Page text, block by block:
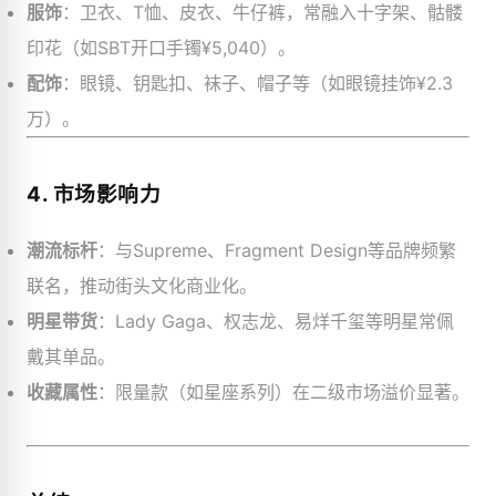
服饰：卫衣、T恤、皮衣、牛仔裤，常融入十字架、骷髅
印花（如SBT开口手镯¥5,040）。
配饰：眼镜、钥匙扣、袜子、帽子等（如眼镜挂饰¥2.3
万）。
4. 市场影响力
潮流标杆：与Supreme、Fragment Design等品牌频繁
联名，推动街头文化商业化。
明星带货：Lady Gaga、权志龙、易烊千玺等明星常佩
戴其单品。
收藏属性：限量款（如星座系列）在二级市场溢价显著。